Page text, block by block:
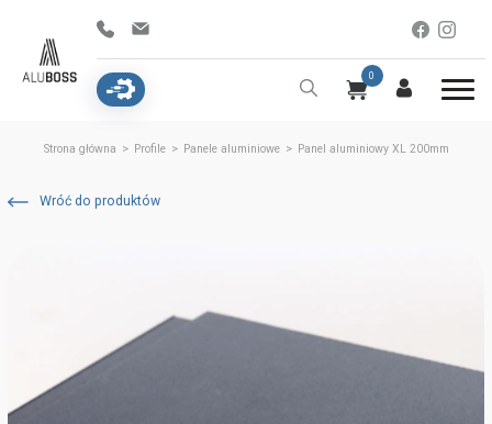
0
Strona główna > Profile > Panele aluminiowe > Panel aluminiowy XL 200mm
Wróć do produktów